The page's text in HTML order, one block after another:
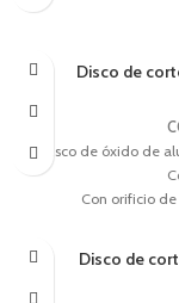
Disco de
El disco de óxido de
Con orificio
Disco de